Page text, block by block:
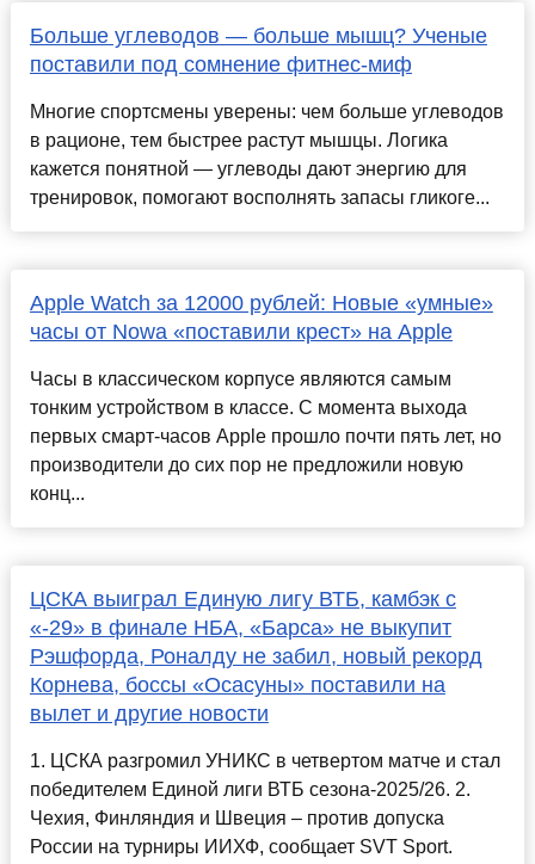
Больше углеводов — больше мышц? Ученые
поставили под сомнение фитнес-миф
Многие спортсмены уверены: чем больше углеводов
в рационе, тем быстрее растут мышцы. Логика
кажется понятной — углеводы дают энергию для
тренировок, помогают восполнять запасы гликоге...
Apple Watch за 12000 рублей: Новые «умные»
часы от Nowa «поставили крест» на Apple
Часы в классическом корпусе являются самым
тонким устройством в классе. С момента выхода
первых смарт-часов Apple прошло почти пять лет, но
производители до сих пор не предложили новую
конц...
ЦСКА выиграл Единую лигу ВТБ, камбэк с
«-29» в финале НБА, «Барса» не выкупит
Рэшфорда, Роналду не забил, новый рекорд
Корнева, боссы «Осасуны» поставили на
вылет и другие новости
1. ЦСКА разгромил УНИКС в четвертом матче и стал
победителем Единой лиги ВТБ сезона-2025/26. 2.
Чехия, Финляндия и Швеция – против допуска
России на турниры ИИХФ, сообщает SVT Sport.